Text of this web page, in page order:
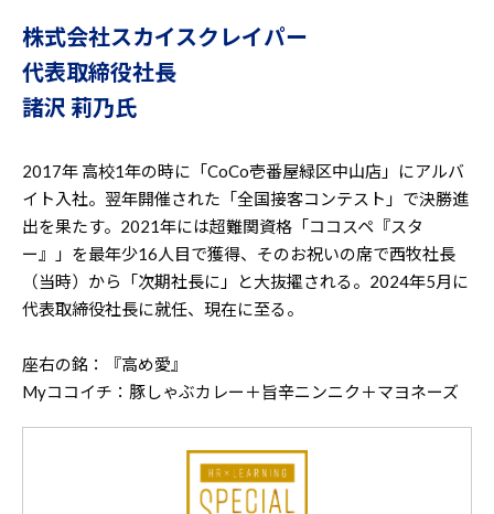
株式会社スカイスクレイパー
代表取締役社長
諸沢 莉乃氏
2017年 高校1年の時に「CoCo壱番屋緑区中山店」にアルバ
イト入社。翌年開催された「全国接客コンテスト」で決勝進
出を果たす。2021年には超難関資格「ココスペ『スタ
ー』」を最年少16人目で獲得、そのお祝いの席で西牧社長
（当時）から「次期社長に」と大抜擢される。2024年5月に
代表取締役社長に就任、現在に至る。
座右の銘：『高め愛』
Myココイチ：豚しゃぶカレー＋旨辛ニンニク＋マヨネーズ